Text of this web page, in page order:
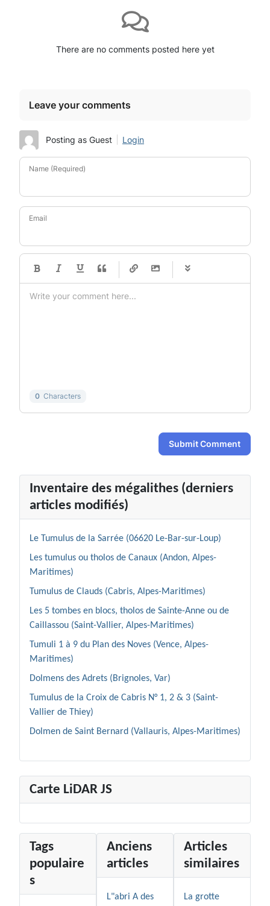
There are no comments posted here yet
Leave your comments
Posting as Guest Login
Name (Required)
Email
-
-
-
-
0 Characters
Submit Comment
Inventaire des mégalithes (derniers
articles modifiés)
Le Tumulus de la Sarrée (06620 Le-Bar-sur-Loup)
Les tumulus ou tholos de Canaux (Andon, Alpes-
Maritimes)
Tumulus de Clauds (Cabris, Alpes-Maritimes)
Les 5 tombes en blocs, tholos de Sainte-Anne ou de
Caillassou (Saint-Vallier, Alpes-Maritimes)
Tumuli 1 à 9 du Plan des Noves (Vence, Alpes-
Maritimes)
Dolmens des Adrets (Brignoles, Var)
Tumulus de la Croix de Cabris N° 1, 2 & 3 (Saint-
Vallier de Thiey)
Dolmen de Saint Bernard (Vallauris, Alpes-Maritimes)
Carte LiDAR JS
Tags
populaire
s
Anciens
articles
L"abri A des
Articles
similaires
La grotte